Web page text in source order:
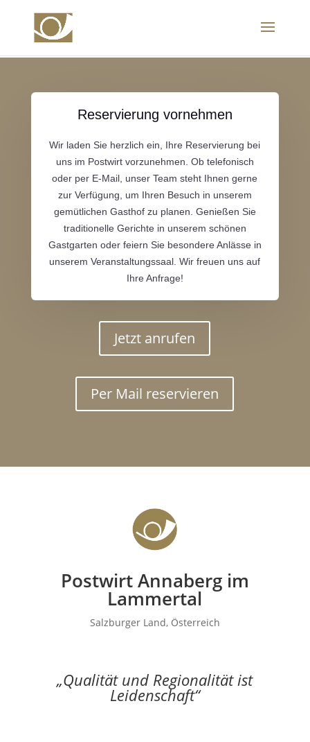
Reservierung vornehmen
Wir laden Sie herzlich ein, Ihre Reservierung bei
uns im Postwirt vorzunehmen. Ob telefonisch
oder per E-Mail, unser Team steht Ihnen gerne
zur Verfügung, um Ihren Besuch in unserem
gemütlichen Gasthof zu planen. Genießen Sie
traditionelle Gerichte in unserem schönen
Gastgarten oder feiern Sie besondere Anlässe in
unserem Veranstaltungssaal. Wir freuen uns auf
Ihre Anfrage!
Jetzt anrufen
Per Mail reservieren
Postwirt Annaberg im
Lammertal
Salzburger Land, Österreich
„Qualität und Regionalität ist
Leidenschaft“